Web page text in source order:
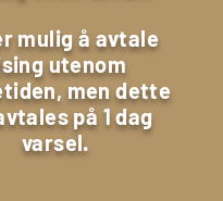
mulig å avtale
utenom
men dette
på 1 dag
varsel.